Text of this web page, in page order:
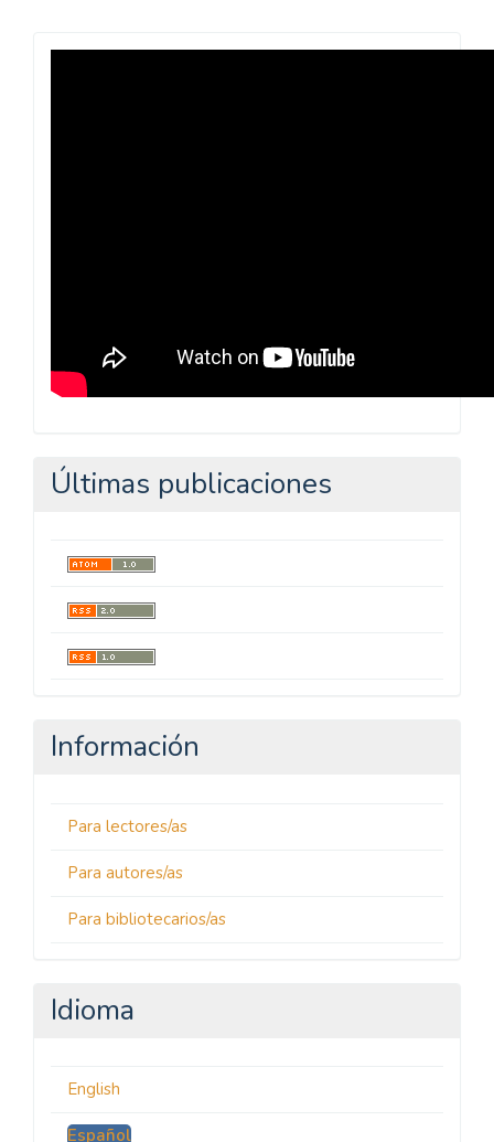
Revista
Últimas publicaciones
Información
Para lectores/as
Para autores/as
Para bibliotecarios/as
Idioma
English
Español